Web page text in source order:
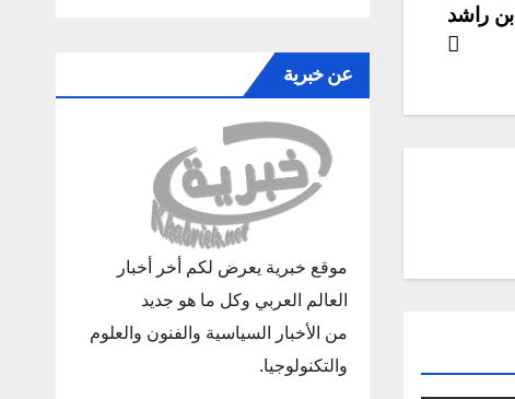
بن راشد
عن خبرية
موقع خبرية يعرض لكم أخر أخبار
العالم العربي وكل ما هو جديد
من الأخبار السياسية والفنون والعلوم
والتكنولوجيا.